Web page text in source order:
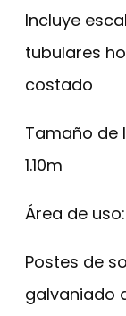
Incluye
tubulares
costado
Tamaño de
1.10m
Área de
Postes de
galvaniado